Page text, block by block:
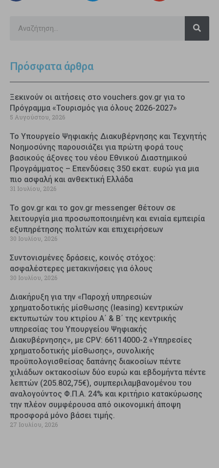
Πρόσφατα άρθρα
Ξεκινούν οι αιτήσεις στο vouchers.gov.gr για το
Πρόγραμμα «Τουρισμός για όλους 2026-2027»
5 Αυγούστου, 2026
Το Υπουργείο Ψηφιακής Διακυβέρνησης και Τεχνητής
Νοημοσύνης παρουσιάζει για πρώτη φορά τους
βασικούς άξονες του νέου Εθνικού Διαστημικού
Προγράμματος – Επενδύσεις 350 εκατ. ευρώ για μια
πιο ασφαλή και ανθεκτική Ελλάδα
31 Ιουλίου, 2026
Το gov.gr και το gov.gr messenger θέτουν σε
λειτουργία μια προσωποποιημένη και ενιαία εμπειρία
εξυπηρέτησης πολιτών και επιχειρήσεων
30 Ιουλίου, 2026
Συντονισμένες δράσεις, κοινός στόχος:
ασφαλέστερες μετακινήσεις για όλους
30 Ιουλίου, 2026
Διακήρυξη για την «Παροχή υπηρεσιών
χρηματοδοτικής μίσθωσης (leasing) κεντρικών
εκτυπωτών του κτιρίου Α΄ & Β΄ της κεντρικής
υπηρεσίας του Υπουργείου Ψηφιακής
Διακυβέρνησης», με CPV: 66114000-2 «Υπηρεσίες
χρηματοδοτικής μίσθωσης», συνολικής
προϋπολογισθείσας δαπάνης διακοσίων πέντε
χιλιάδων οκτακοσίων δύο ευρώ και εβδομήντα πέντε
λεπτών (205.802,75€), συμπεριλαμβανομένου του
αναλογούντος Φ.Π.Α. 24% και κριτήριο κατακύρωσης
την πλέον συμφέρουσα από οικονομική άποψη
προσφορά μόνο βάσει τιμής.
27 Ιουλίου, 2026